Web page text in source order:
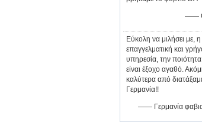
——
Εύκολη να μιλήσει με,
επαγγελματική και
υπηρεσία, την
είναι έξοχο αγαθό.
καλύτερα από
Γερμανία!!
—— Γερμανία